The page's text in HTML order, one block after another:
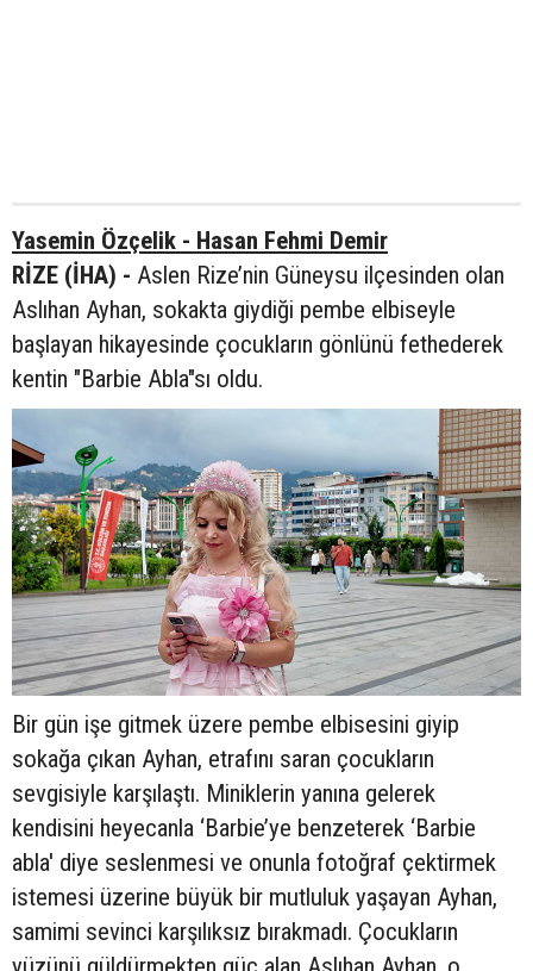
Yasemin Özçelik - Hasan Fehmi Demir
RİZE (İHA) - Aslen Rize’nin Güneysu ilçesinden olan
Aslıhan Ayhan, sokakta giydiği pembe elbiseyle
başlayan hikayesinde çocukların gönlünü fethederek
kentin "Barbie Abla"sı oldu.
Bir gün işe gitmek üzere pembe elbisesini giyip
sokağa çıkan Ayhan, etrafını saran çocukların
sevgisiyle karşılaştı. Miniklerin yanına gelerek
kendisini heyecanla ‘Barbie’ye benzeterek ‘Barbie
abla' diye seslenmesi ve onunla fotoğraf çektirmek
istemesi üzerine büyük bir mutluluk yaşayan Ayhan,
samimi sevinci karşılıksız bırakmadı. Çocukların